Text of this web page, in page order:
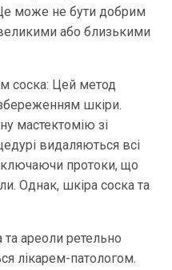
Це може не бути добрим
або близькими
соска: Цей метод
збереженням шкіри.
мастектомію зі
видаляються всі
протоки, що
Однак, шкіра соска та
та ареоли ретельно
лікарем-патологом.